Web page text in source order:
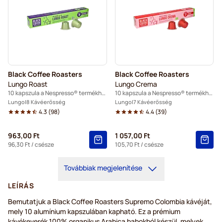
Black Coffee Roasters
Lungo Roast
10 kapszula a Nespresso® termékhez
Lungo 8 Kávéerősség
4.3 (98)
963,00 Ft
96,30 Ft/ csésze
Black Coffee Roasters
Lungo Crema
10 kapszula a Nespresso® termékhez
Lungo 7 Kávéerősség
4.4(39)
1 057,00 Ft
105,70 Ft/ csésze
Továbbiak megjelenítése
LEÍRÁS
Bemutatjuk a Black Coffee Roasters Supremo Colombia kávéját,
mely 10 alumínium kapszulában kapható. Ez a prémium